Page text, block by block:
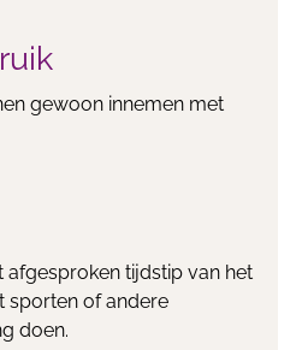
gewoon innemen met
afgesproken tijdstip van het
sporten of andere
doen.